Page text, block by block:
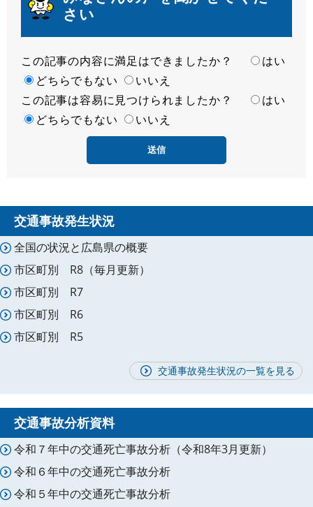
さい
満
足
度
この記事の内容に満足はできましたか？
はい
どちらでもない
いいえ
容
易
この記事は容易に見つけられましたか？
はい
どちらでもない
いいえ
交通事故発生状況
全国の状況と広島県の概要
市区町別 R8（毎月更新）
市区町別 R7
市区町別 R6
市区町別 R5
交通事故発生状況の一覧を見る
交通事故分析資料
令和７年中の交通死亡事故分析（令和8年3月更新）
令和６年中の交通死亡事故分析
令和５年中の交通死亡事故分析